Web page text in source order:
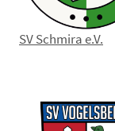
SV Schmira e.V.